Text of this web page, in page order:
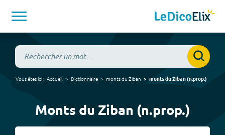
Vous êtes ici : Accueil Dictionnaire monts du Ziban monts du Ziban(n.prop.)
Monts du Ziban (n.prop.)